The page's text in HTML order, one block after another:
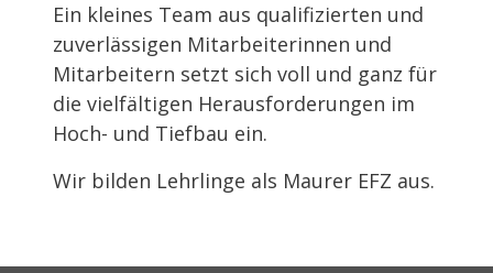
Ein kleines Team aus qualifizierten und
zuverlässigen Mitarbeiterinnen und
Mitarbeitern setzt sich voll und ganz für
die vielfältigen Herausforderungen im
Hoch- und Tiefbau ein.
Wir bilden Lehrlinge als Maurer EFZ aus.